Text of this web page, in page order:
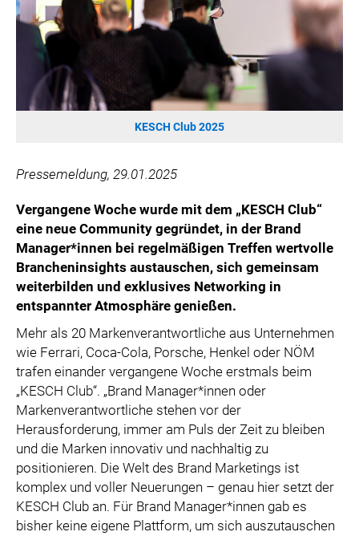
HANNERSBERG
WILHELM-EXNER-MEDAILLEN STIFTUNG
ADMIRAL SPORTWETTEN
EWP RECYCLING PFAND ÖSTERREICH
ANNEMARIE CHARITY
SPECIAL OLYMPICS ÖSTERREICH
MEDIA
LOGOS
COCA COLA
PRESSEKONTAKT
KESCH Club 2025
Pressemeldung, 29.01.2025
Vergangene Woche wurde mit dem „KESCH Club“
eine neue Community gegründet, in der Brand
Manager*innen bei regelmäßigen Treffen wertvolle
Brancheninsights austauschen, sich gemeinsam
weiterbilden und exklusives Networking in
entspannter Atmosphäre genießen.
Mehr als 20 Markenverantwortliche aus Unternehmen
wie Ferrari, Coca-Cola, Porsche, Henkel oder NÖM
trafen einander vergangene Woche erstmals beim
„KESCH Club“. „Brand Manager*innen oder
Markenverantwortliche stehen vor der
Herausforderung, immer am Puls der Zeit zu bleiben
und die Marken innovativ und nachhaltig zu
positionieren. Die Welt des Brand Marketings ist
komplex und voller Neuerungen – genau hier setzt der
KESCH Club an. Für Brand Manager*innen gab es
bisher keine eigene Plattform, um sich auszutauschen